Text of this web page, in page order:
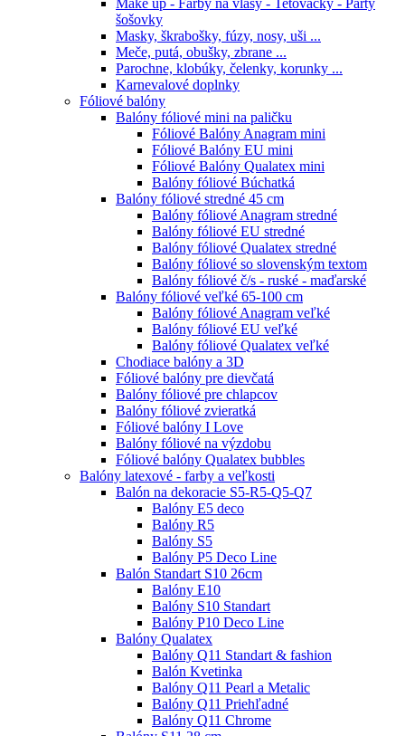
šošovky
Masky, škrabošky, fúzy, nosy, uši ...
Meče, putá, obušky, zbrane ...
Parochne, klobúky, čelenky, korunky ...
Karnevalové doplnky
Fóliové balóny
Balóny fóliové mini na paličku
Fóliové Balóny Anagram mini
Fóliové Balóny EU mini
Fóliové Balóny Qualatex mini
Balóny fóliové Búchatká
Balóny fóliové stredné 45 cm
Balóny fóliové Anagram stredné
Balóny fóliové EU stredné
Balóny fóliové Qualatex stredné
Balóny fóliové so slovenským textom
Balóny fóliové č/s - ruské - maďarské
Balóny fóliové veľké 65-100 cm
Balóny fóliové Anagram veľké
Balóny fóliové EU veľké
Balóny fóliové Qualatex veľké
Chodiace balóny a 3D
Fóliové balóny pre dievčatá
Balóny fóliové pre chlapcov
Balóny fóliové zvieratká
Fóliové balóny I Love
Balóny fóliové na výzdobu
Fóliové balóny Qualatex bubbles
Balóny latexové - farby a veľkosti
Balón na dekoracie S5-R5-Q5-Q7
Balóny E5 deco
Balóny R5
Balóny S5
Balóny P5 Deco Line
Balón Standart S10 26cm
Balóny E10
Balóny S10 Standart
Balóny P10 Deco Line
Balóny Qualatex
Balóny Q11 Standart & fashion
Balón Kvetinka
Balóny Q11 Pearl a Metalic
Balóny Q11 Priehľadné
Balóny Q11 Chrome